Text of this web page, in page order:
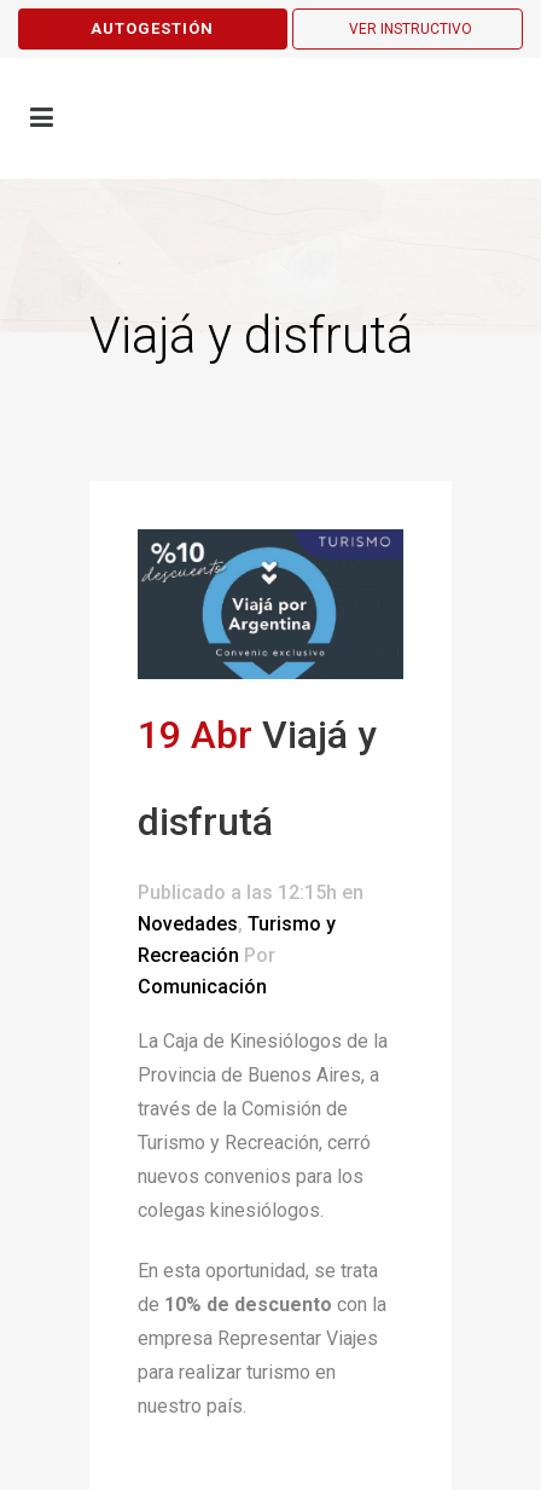
AUTOGESTIÓN VER INSTRUCTIVO
Viajá y disfrutá
19 Abr Viajá y
disfrutá
Publicado a las 12:15h en
Novedades, Turismo y
Recreación Por
Comunicación
La Caja de Kinesiólogos de la
Provincia de Buenos Aires, a
través de la Comisión de
Turismo y Recreación, cerró
nuevos convenios para los
colegas kinesiólogos.
En esta oportunidad, se trata
de 10% de descuento con la
empresa Representar Viajes
para realizar turismo en
nuestro país.